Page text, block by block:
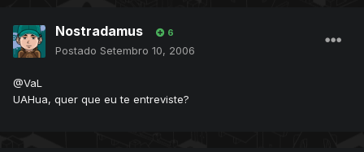
Nostradamus 6
Postado Setembro 10, 2006
@VaL
UAHua, quer que eu te entreviste?